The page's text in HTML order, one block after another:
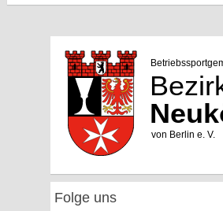
Folge uns